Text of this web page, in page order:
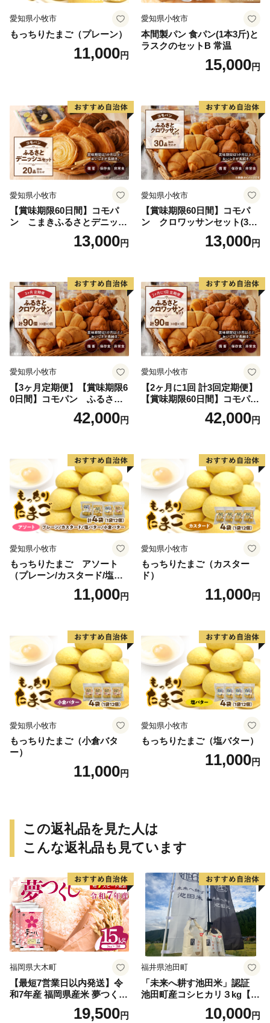
謝野町の誇りの結晶です。これら高品質で安心・安全な
価値をお届けすることで、遠くにいても与謝野町の「い
ま」を感じ、ふるさと与謝野を感じていただければと思
与謝野町では、平成30年度より９年間のまちづくりを
行う総合的計画の指針として、まちの未来像を「人・自
然・伝統 与謝野で織りなす新たな未来」としました。
住民と行政の協働によるまちづくりを基本理念に、自
分でできることは自分でする「自助」、地域でできるこ
とは地域でする「共助」、企業・事業所の地域貢献であ
る「商助」、そして行政が行う「公助」。これらそれぞ
れの「助」が補完し合う、地域全体による協働（総働）
のまちづくりに与謝野町は取り組んでいます。
■ 与謝野町ふるさと納税特典（返礼品）について
―――――――――――――――――――――――――
※長期不在等による特典未受領の場合、特典を再度送付
することはできません。確実にお受け取りいただくよう
お願いします。
※与謝野町にお住まいの方からのご寄附の場合は、特典
を送付することができません。ご了承ください。
愛知県小牧市
もっちりたまご（プレーン）
11,000円
愛知県小牧市
本間製パン 食パン(1本3斤)と
ラスクのセットB 常温
15,000円
愛知県小牧市
【賞味期限60日間】コモパ
ン こまきふるさとデニッシ
ュセット（20個入り）／災害
用備蓄 保存食 非常食 防災グ
13,000円
愛知県小牧市
【賞味期限60日間】コモパ
ン クロワッサンセット(30
個入り)／災害用備蓄 保存食
非常食 防災グッズにも
13,000円
愛知県小牧市
【3ヶ月定期便】【賞味期限6
0日間】コモパン ふるさと
クロワッサンセット（計90
個）／災害用備蓄 保存食 非
42,000円
愛知県小牧市
【2ヶ月に1回 計3回定期便】
【賞味期限60日間】コモパ
ン ふるさとクロワッサンセ
ット（計90個）／災害用備蓄
42,000円
愛知県小牧市
もっちりたまご アソート
（プレーン/カスタード/塩バ
ター/小倉バター）11,000円
愛知県小牧市
もっちりたまご（カスター
ド）
11,000円
愛知県小牧市
もっちりたまご（小倉バタ
ー）
11,000円
愛知県小牧市
もっちりたまご（塩バター）
11,000円
この返礼品を見た人は
こんな返礼品も見ています
福岡県大木町
【最短7営業日以内発送】令
和7年産 福岡県産米 夢つくし
15kg 精米 ※北海道・沖縄・
19,500円
福井県池田町
「未来へ耕す池田米」認証
池田町産コシヒカリ３kg【お
1人様につき３セットまで】
10,000円